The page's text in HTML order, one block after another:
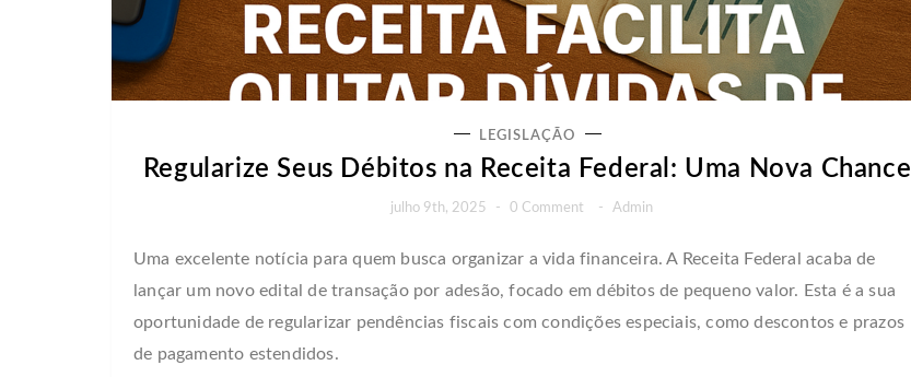
LEGISLAÇÃO
Regularize Seus Débitos na Receita Federal: Uma Nova Chance
julho 9th, 2025 - 0 Comment - Admin
Uma excelente notícia para quem busca organizar a vida financeira. A Receita Federal acaba de
lançar um novo edital de transação por adesão, focado em débitos de pequeno valor. Esta é a sua
oportunidade de regularizar pendências fiscais com condições especiais, como descontos e prazos
de pagamento estendidos.